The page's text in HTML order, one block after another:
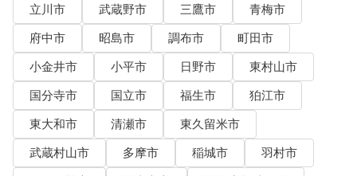
立川市
武蔵野市 三鷹市
青梅市
府中市
昭島市 調布市
町田市
小金井市
小平市 日野市
東村山市
国分寺市
国立市 福生市
狛江市
東大和市
清瀬市
東久留米市
武蔵村山市
多摩市 稲城市
羽村市